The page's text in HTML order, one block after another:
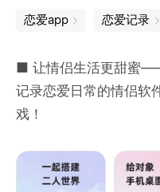
恋爱app 恋爱记录
■ 让情侣生活更甜蜜
记录恋爱日常的情侣软
戏！
■ 微爱welove情侣游戏
【欢乐大头贴】给对